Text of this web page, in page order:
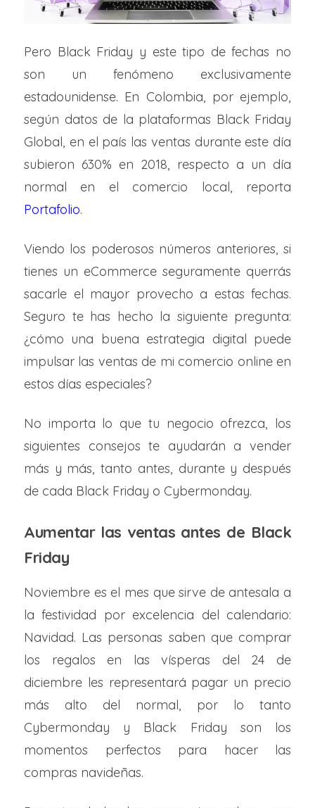
Pero Black Friday y este tipo de fechas no
son un fenómeno exclusivamente
estadounidense. En Colombia, por ejemplo,
según datos de la plataformas Black Friday
Global, en el país las ventas durante este día
subieron 630% en 2018, respecto a un día
normal en el comercio local, reporta
Portafolio.
Viendo los poderosos números anteriores, si
tienes un eCommerce seguramente querrás
sacarle el mayor provecho a estas fechas.
Seguro te has hecho la siguiente pregunta:
¿cómo una buena estrategia digital puede
impulsar las ventas de mi comercio online en
estos días especiales?
No importa lo que tu negocio ofrezca, los
siguientes consejos te ayudarán a vender
más y más, tanto antes, durante y después
de cada Black Friday o Cybermonday.
Aumentar las ventas antes de Black
Friday
Noviembre es el mes que sirve de antesala a
la festividad por excelencia del calendario:
Navidad. Las personas saben que comprar
los regalos en las vísperas del 24 de
diciembre les representará pagar un precio
más alto del normal, por lo tanto
Cybermonday y Black Friday son los
momentos perfectos para hacer las
compras navideñas.